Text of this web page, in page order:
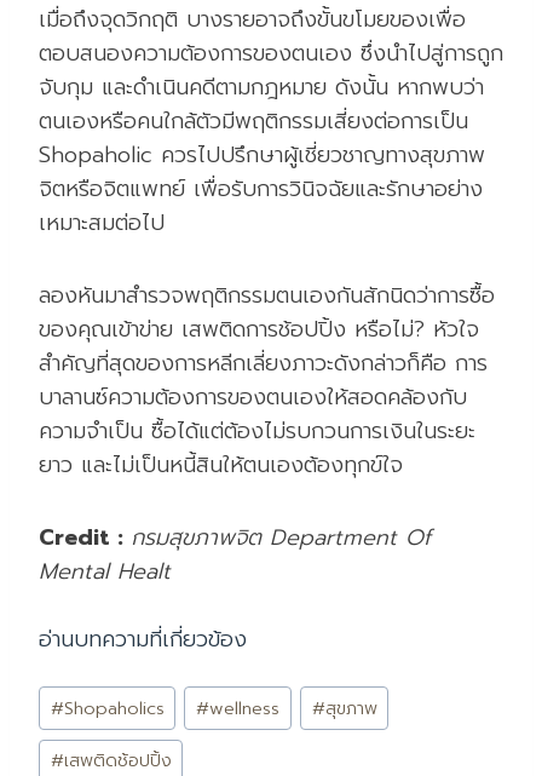
เมื่อถึงจุดวิกฤติ บางรายอาจถึงขั้นขโมยของเพื่อ
ตอบสนองความต้องการของตนเอง ซึ่งนำไปสู่การถูก
จับกุม และดำเนินคดีตามกฎหมาย ดังนั้น หากพบว่า
ตนเองหรือคนใกล้ตัวมีพฤติกรรมเสี่ยงต่อการเป็น
Shopaholic ควรไปปรึกษาผู้เชี่ยวชาญทางสุขภาพ
จิตหรือจิตแพทย์ เพื่อรับการวินิจฉัยและรักษาอย่าง
เหมาะสมต่อไป
ลองหันมาสำรวจพฤติกรรมตนเองกันสักนิดว่าการซื้อ
ของคุณเข้าข่าย เสพติดการช้อปปิ้ง หรือไม่? หัวใจ
สำคัญที่สุดของการหลีกเลี่ยงภาวะดังกล่าวก็คือ การ
บาลานซ์ความต้องการของตนเองให้สอดคล้องกับ
ความจำเป็น ซื้อได้แต่ต้องไม่รบกวนการเงินในระยะ
ยาว และไม่เป็นหนี้สินให้ตนเองต้องทุกข์ใจ
Credit : กรมสุขภาพจิต Department Of
Mental Healt
อ่านบทความที่เกี่ยวข้อง
Post
Tags:
#Shopaholics #wellness #สุขภาพ
#เสพติดช้อปปิ้ง